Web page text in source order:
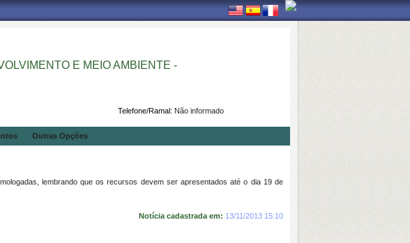
E MEIO AMBIENTE -
Telefone/Ramal: Não informado
Outras Opções
lembrando que os recursos devem ser apresentados até o dia 19 de
Notícia cadastrada em: 13/11/2013 15:10